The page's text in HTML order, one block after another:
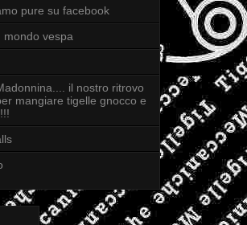
pure su facebook
mondo vespa
il nostro ritrovo
mangiare tigelle gnocco e